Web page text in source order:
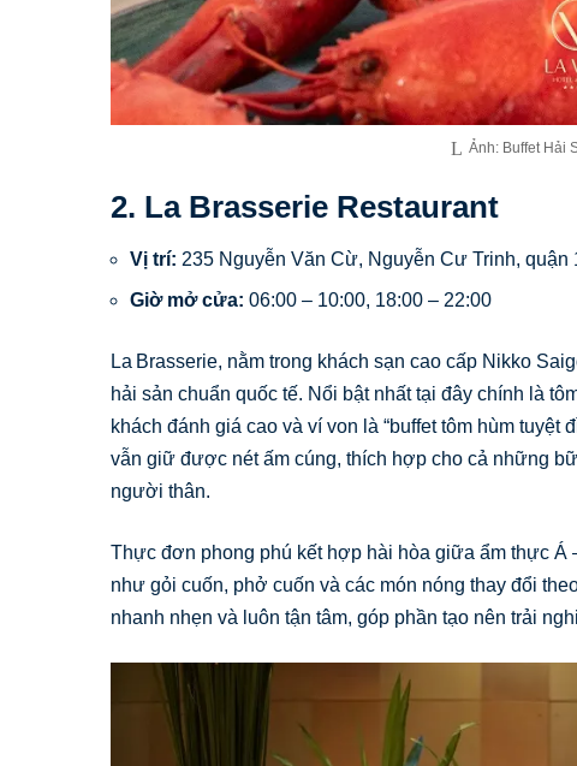
Ảnh: Buffet Hải
2. La Brasserie Restaurant
Vị trí: 235 Nguyễn Văn Cừ, Nguyễn Cư Trinh, quận
Giờ mở cửa: 06:00 – 10:00, 18:00 – 22:00
La Brasserie, nằm trong khách sạn cao cấp Nikko
hải sản chuẩn quốc tế. Nổi bật nhất tại đây chính là
khách đánh giá cao và ví von là “buffet tôm hùm
vẫn giữ được nét ấm cúng, thích hợp cho cả những
người thân.
Thực đơn phong phú kết hợp hài hòa giữa ẩm thực Á
như gỏi cuốn, phở cuốn và các món nóng thay đổi
nhanh nhẹn và luôn tận tâm, góp phần tạo nên trải